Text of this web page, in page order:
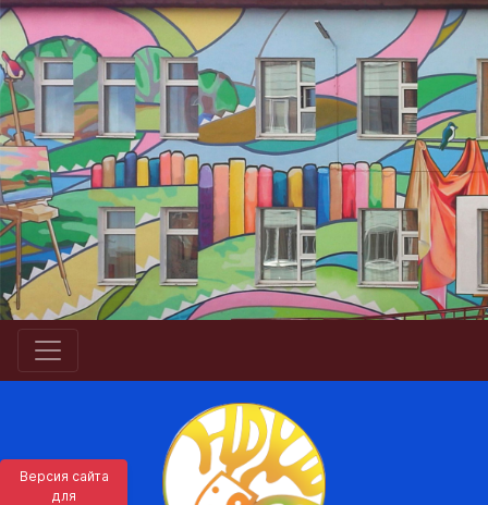
Версия сайта
для